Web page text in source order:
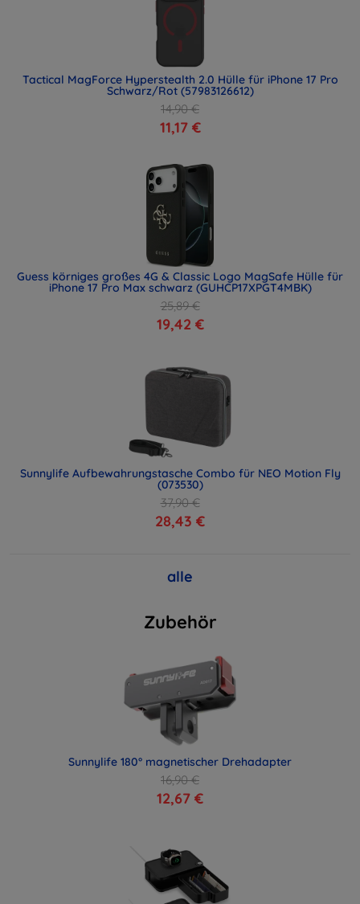
Tactical MagForce Hyperstealth 2.0 Hülle für iPhone 17 Pro
Schwarz/Rot (57983126612)
14,90 €
11,17 €
Guess körniges großes 4G & Classic Logo MagSafe Hülle für
iPhone 17 Pro Max schwarz (GUHCP17XPGT4MBK)
25,89 €
19,42 €
Sunnylife Aufbewahrungstasche Combo für NEO Motion Fly
(073530)
37,90 €
28,43 €
alle
Zubehör
Sunnylife 180° magnetischer Drehadapter
16,90 €
12,67 €